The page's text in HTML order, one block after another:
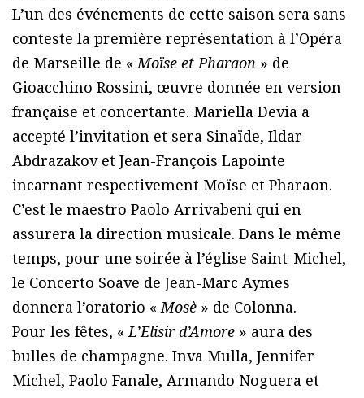
L’un des événements de cette saison sera sans
conteste la première représentation à l’Opéra
de Marseille de «Moïse et Pharaon » de
Gioacchino Rossini, œuvre donnée en version
française et concertante. Mariella Devia a
accepté l’invitation et sera Sinaïde, Ildar
Abdrazakov et Jean-François Lapointe
incarnant respectivement Moïse et Pharaon.
C’est le maestro Paolo Arrivabeni qui en
assurera la direction musicale. Dans le même
temps, pour une soirée à l’église Saint-Michel,
le Concerto Soave de Jean-Marc Aymes
donnera l’oratorio «Mosè » de Colonna.
Pour les fêtes, «L’Elisir d’Amore » aura des
bulles de champagne. Inva Mulla, Jennifer
Michel, Paolo Fanale, Armando Noguera et